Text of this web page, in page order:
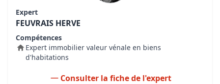
Expert
FEUVRAIS HERVE
Compétences
Expert immobilier valeur vénale en biens
d'habitations
Consulter la fiche de l'expert